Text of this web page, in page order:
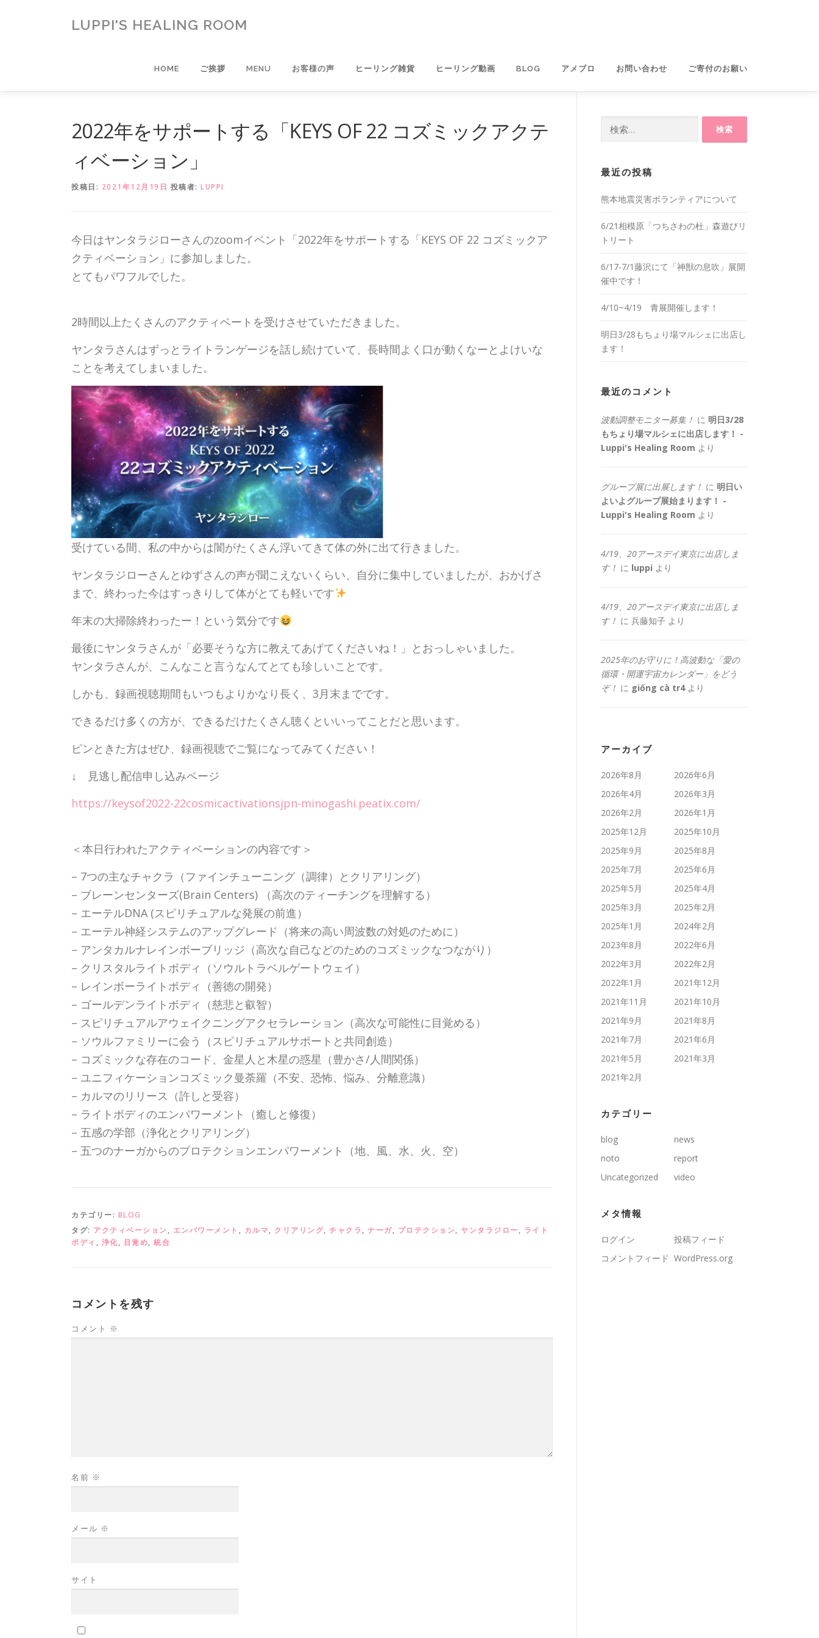
ス
LUPPI'S HEALING ROOM
HOME ご挨拶 MENU お客様の声 ヒーリング雑貨 ヒーリング動画 BLOG アメブロ お問い合わせ ご寄付のお願い
2022年をサポートする「KEYS OF 22 コズミックアクテ
ィベーション」
投稿日: 2021年12月19日 投稿者: LUPPI
今日はヤンタラジローさんのzoomイベント「2022年をサポートする「KEYS OF 22 コズミックア
クティベーション」に参加しました。
とてもパワフルでした。
2時間以上たくさんのアクティベートを受けさせていただきました。
ヤンタラさんはずっとライトランゲージを話し続けていて、長時間よく口が動くなーとよけいな
ことを考えてしまいました。
受けている間、私の中からは闇がたくさん浮いてきて体の外に出て行きました。
ヤンタラジローさんとゆずさんの声が聞こえないくらい、自分に集中していましたが、おかげさ
まで、終わった今はすっきりして体がとても軽いです
年末の大掃除終わったー！という気分です
最後にヤンタラさんが「必要そうな方に教えてあげてくださいね！」とおっしゃいました。
ヤンタラさんが、こんなこと言うなんてとても珍しいことです。
しかも、録画視聴期間もいつもよりかなり長く、3月末までです。
できるだけ多くの方が、できるだけたくさん聴くといいってことだと思います。
ピンときた方はぜひ、録画視聴でご覧になってみてください！
↓ 見逃し配信申し込みページ
https://keysof2022-22cosmicactivationsjpn-minogashi.peatix.com/
＜本日行われたアクティベーションの内容です＞
– 7つの主なチャクラ（ファインチューニング（調律）とクリアリング）
– ブレーンセンターズ(Brain Centers) （高次のティーチングを理解する）
– エーテルDNA (スピリチュアルな発展の前進）
– エーテル神経システムのアップグレード（将来の高い周波数の対処のために）
– アンタカルナレインボーブリッジ（高次な自己などのためのコズミックなつながり）
– クリスタルライトボディ（ソウルトラベルゲートウェイ）
– レインボーライトボディ（善徳の開発）
– ゴールデンライトボディ（慈悲と叡智）
– スピリチュアルアウェイクニングアクセラレーション（高次な可能性に目覚める）
– ソウルファミリーに会う（スピリチュアルサポートと共同創造）
– コズミックな存在のコード、金星人と木星の惑星（豊かさ/人間関係）
– ユニフィケーションコズミック曼荼羅（不安、恐怖、悩み、分離意識）
– カルマのリリース（許しと受容）
– ライトボディのエンパワーメント（癒しと修復）
– 五感の学部（浄化とクリアリング）
– 五つのナーガからのプロテクションエンパワーメント（地、風、水、火、空）
カテゴリー: BLOG
タグ: アクティベーション, エンパワーメント , カルマ, クリアリング, チャクラ, ナーガ, プロテクション, ヤンタラジロー, ライト
ボディ , 浄化, 目覚め, 統合
コメントを残す
コメント ※
名前 ※
メール ※
サイト
最近の投稿
熊本地震災害ボランティアについて
6/21相模原「つちさわの杜」森遊びリ
トリート
6/17-7/1藤沢にて「神獣の息吹」展開
催中です！
4/10~4/19 青展開催します！
明日3/28もちょり場マルシェに出店し
ます！
最近のコメント
波動調整モニター募集！ に 明日3/28
もちょり場マルシェに出店します！ -
Luppi's Healing Room より
グループ展に出展します！ に 明日い
よいよグループ展始まります！ -
Luppi's Healing Room より
4/19、20アースデイ東京に出店しま
す！ に luppi より
4/19、20アースデイ東京に出店しま
す！ に 兵藤知子 より
2025年のお守りに！高波動な「愛の
循環・開運宇宙カレンダー」をどう
ぞ！ に giống cà tr4より
アーカイブ
2026年8月
2026年6月
2026年4月
2026年3月
2026年2月
2026年1月
2025年12月
2025年10月
2025年9月
2025年8月
2025年7月
2025年6月
2025年5月
2025年4月
2025年3月
2025年2月
2025年1月
2024年2月
2023年8月
2022年6月
2022年3月
2022年2月
2022年1月
2021年12月
2021年11月
2021年10月
2021年9月
2021年8月
2021年7月
2021年6月
2021年5月
2021年3月
2021年2月
カテゴリー
blog
news
noto
report
Uncategorized
video
メタ情報
ログイン
投稿フィード
コメントフィード WordPress.org